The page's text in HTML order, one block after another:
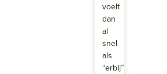
voelt
dan
al
snel
als
“erbij”